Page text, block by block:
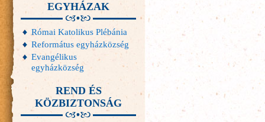
EGYHÁZAK
Római Katolikus Plébánia
Református egyházközség
Evangélikus
egyházközség
REND ÉS
KÖZBIZTONSÁG